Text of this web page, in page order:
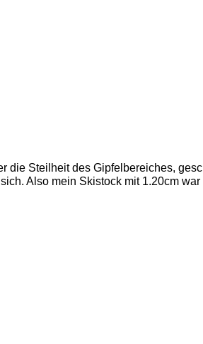
die Steilheit des Gipfelbereiches,
Also mein Skistock mit 1.20cm